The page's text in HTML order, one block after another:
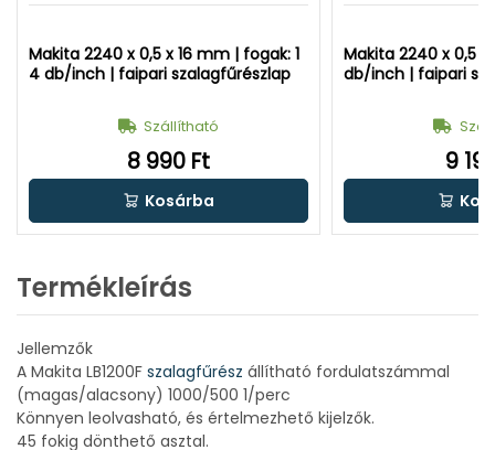
Makita 2240 x 0,5 x 16 mm | fogak: 1
4 db/inch | faipari szalagfűrészlap
Szállítható
8 990 Ft
Kosárba
Makita 2240 x 0,5
db/inch | faipari
9
Termékleírás
Jellemzők
A Makita LB1200F szalagfűrész állítható fordulatszámmal
(magas/alacsony) 1000/500 1/perc
Könnyen leolvasható, és értelmezhető kijelzők.
45 fokig dönthető asztal.